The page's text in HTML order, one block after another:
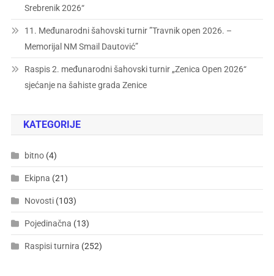
Srebrenik 2026“
11. Međunarodni šahovski turnir ”Travnik open 2026. –
Memorijal NM Smail Dautović”
Raspis 2. međunarodni šahovski turnir „Zenica Open 2026“
sjećanje na šahiste grada Zenice
KATEGORIJE
bitno(4)
Ekipna (21)
Novosti(103)
Pojedinačna (13)
Raspisi turnira (252)